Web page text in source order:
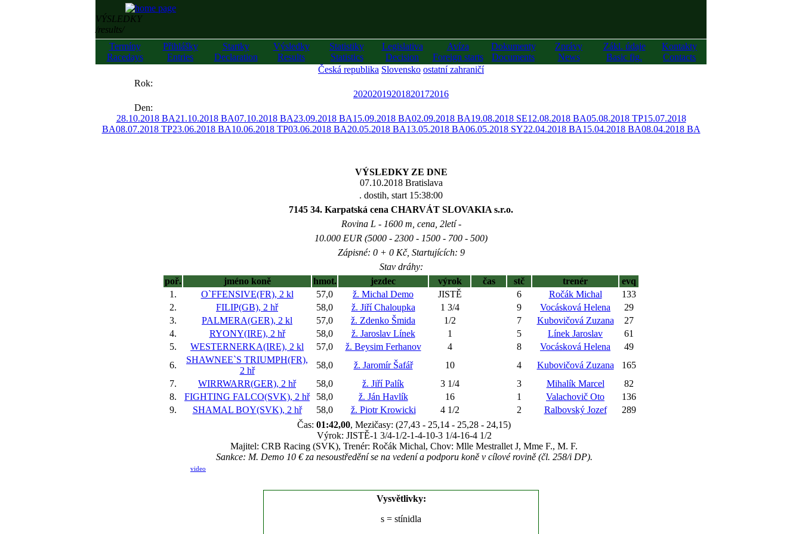
VÝSLEDKY
/results/
Termíny
Racedays
Přihlášky
Entries
Startky
Declaration
Výsledky
Results
Statistiky
Statistics
Legislativa
Decision
Avíza
Foreign starts
Dokumenty
Documents
Zprávy
News
Zákl. údaje
Basic fig.
Kontakty
Contacts
Česká republika Slovensko ostatní zahraničí
Rok:
20202019201820172016
Den:
28.10.2018 BA21.10.2018 BA07.10.2018 BA23.09.2018 BA15.09.2018 BA02.09.2018 BA19.08.2018 SE12.08.2018 BA05.08.2018 TP15.07.2018
BA08.07.2018 TP23.06.2018 BA10.06.2018 TP03.06.2018 BA20.05.2018 BA13.05.2018 BA06.05.2018 SY22.04.2018 BA15.04.2018 BA08.04.2018 BA
VÝSLEDKY ZE DNE
07.10.2018 Bratislava
. dostih, start 15:38:00
7145 34. Karpatská cena CHARVÁT SLOVAKIA s.r.o.
Rovina L - 1600 m, cena, 2letí -
10.000 EUR (5000 - 2300 - 1500 - 700 - 500)
Zápisné: 0 + 0 Kč, Startujících: 9
Stav dráhy:
poř.
jméno koně hmot. jezdec výrok čas stč trenér
evq
1.
O`FFENSIVE(FR), 2 kl 57,0 ž. Michal Demo JISTĚ 6 Ročák Michal
133
2.
FILIP(GB), 2 hř 58,0 ž. Jiří Chaloupka 1 3/4 9 Vocásková Helena
29
3.
PALMERA(GER), 2 kl 57,0 ž. Zdenko Šmida 1/2 7 Kubovičová Zuzana
27
4.
RYONY(IRE), 2 hř 58,0 ž. Jaroslav Línek 1 5 Línek Jaroslav
61
5.
WESTERNERKA(IRE), 2 kl 57,0 ž. Beysim Ferhanov 4 8 Vocásková Helena
49
6.
SHAWNEE`S TRIUMPH(FR),
2 hř
58,0 ž. Jaromír Šafář 10 4 Kubovičová Zuzana
165
7.
WIRRWARR(GER), 2 hř 58,0 ž. Jiří Palík 3 1/4 3 Mihalík Marcel
82
8.
FIGHTING FALCO(SVK), 2 hř 58,0 ž. Ján Havlík 16 1 Valachovič Oto
136
9.
SHAMAL BOY(SVK), 2 hř 58,0 ž. Piotr Krowicki 4 1/2 2 Ralbovský Jozef
289
Čas: 01:42,00, Mezičasy: (27,43 - 25,14 - 25,28 - 24,15)
Výrok: JISTĚ-1 3/4-1/2-1-4-10-3 1/4-16-4 1/2
Majitel: CRB Racing (SVK), Trenér: Ročák Michal, Chov: Mlle Mestrallet J, Mme F., M. F.
Sankce: M. Demo 10 € za nesoustředění se na vedení a podporu koně v cílové rovině (čl. 258/i DP).
video
Vysvětlivky:
s = stínidla